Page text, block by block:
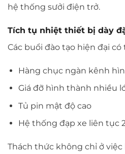
hệ thống sưởi điện trở.
Tích tụ nhiệt thiết bị dày
Các buổi đào tạo hiện đại
Hàng chục ngàn kênh
Giá đỡ hình thành nhiều
Tủ pin mật độ cao
Hệ thống đạp xe liên tục
Thách thức không chỉ ở